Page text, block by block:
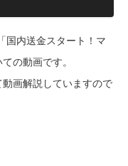
国内送金スタート！マ
の動画です。
画解説していますので